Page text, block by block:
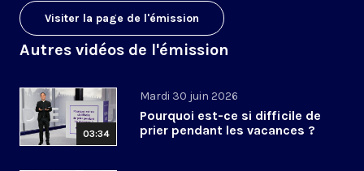
Visiter la page de l'émission
Autres vidéos de l'émission
03:34
Mardi 30 juin 2026
Pourquoi est-ce si difficile de
prier pendant les vacances ?